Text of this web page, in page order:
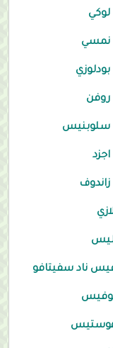
لوكي
نمسي
روفن
سلوبنيس
زاندوف
ناد سفيتافو